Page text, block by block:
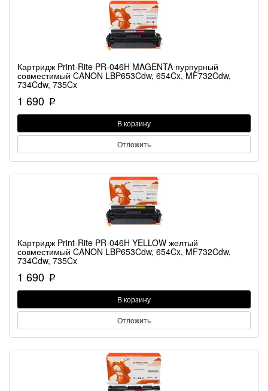
Картридж Print-Rite PR-046H MAGENTA пурпурный
совместимый CANON LBP653Cdw, 654Cx, MF732Cdw,
734Cdw, 735Cx
1 690 p
В корзину
Отложить
Картридж Print-Rite PR-046H YELLOW желтый
совместимый CANON LBP653Cdw, 654Cx, MF732Cdw,
734Cdw, 735Cx
1 690 p
В корзину
Отложить